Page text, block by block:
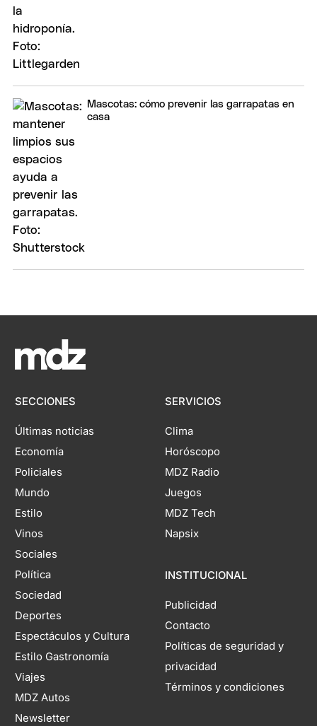
Mascotas: cómo prevenir las garrapatas en
casa
SECCIONES
Últimas noticias
Economía
Policiales
Mundo
Estilo
Vinos
Sociales
Política
Sociedad
Deportes
Espectáculos y Cultura
Estilo Gastronomía
Viajes
MDZ Autos
Newsletter
SERVICIOS
Clima
Horóscopo
MDZ Radio
Juegos
MDZ Tech
Napsix
INSTITUCIONAL
Publicidad
Contacto
Políticas de seguridad y
privacidad
Términos y condiciones